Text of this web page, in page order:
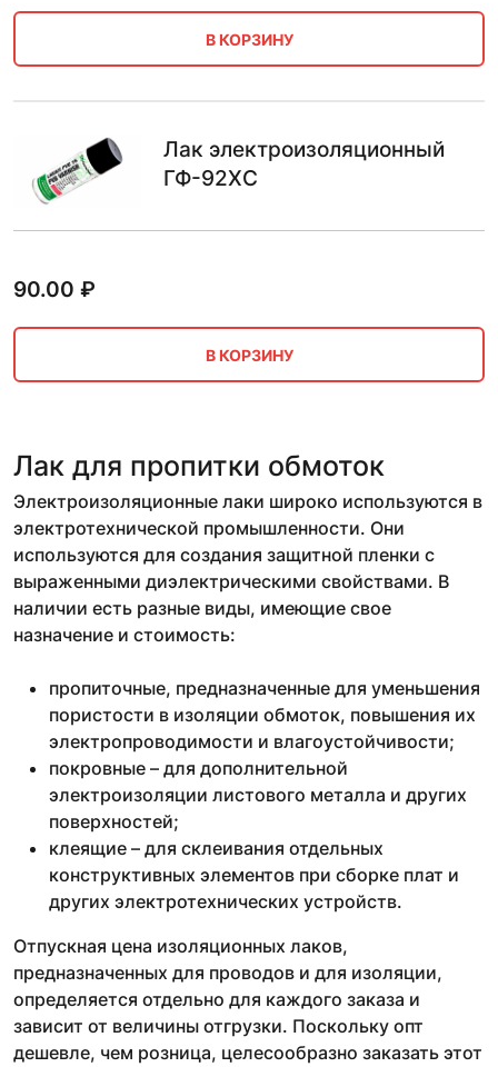
В КОРЗИНУ
Лак электроизоляционный
ГФ-92ХС
90.00 ₽
В КОРЗИНУ
Лак для пропитки обмоток
Электроизоляционные лаки широко используются в
электротехнической промышленности. Они
используются для создания защитной пленки с
выраженными диэлектрическими свойствами. В
наличии есть разные виды, имеющие свое
назначение и стоимость:
пропиточные, предназначенные для уменьшения
пористости в изоляции обмоток, повышения их
электропроводимости и влагоустойчивости;
покровные – для дополнительной
электроизоляции листового металла и других
поверхностей;
клеящие – для склеивания отдельных
конструктивных элементов при сборке плат и
других электротехнических устройств.
Отпускная цена изоляционных лаков,
предназначенных для проводов и для изоляции,
определяется отдельно для каждого заказа и
зависит от величины отгрузки. Поскольку опт
дешевле, чем розница, целесообразно заказать этот